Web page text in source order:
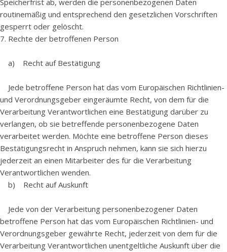
Speicherfrist ab, werden die personenbezogenen Daten
routinemäßig und entsprechend den gesetzlichen Vorschriften
gesperrt oder gelöscht.
7. Rechte der betroffenen Person
a) Recht auf Bestätigung
Jede betroffene Person hat das vom Europäischen Richtlinien-
und Verordnungsgeber eingeräumte Recht, von dem für die
Verarbeitung Verantwortlichen eine Bestätigung darüber zu
verlangen, ob sie betreffende personenbezogene Daten
verarbeitet werden. Möchte eine betroffene Person dieses
Bestätigungsrecht in Anspruch nehmen, kann sie sich hierzu
jederzeit an einen Mitarbeiter des für die Verarbeitung
Verantwortlichen wenden.
b) Recht auf Auskunft
Jede von der Verarbeitung personenbezogener Daten
betroffene Person hat das vom Europäischen Richtlinien- und
Verordnungsgeber gewährte Recht, jederzeit von dem für die
Verarbeitung Verantwortlichen unentgeltliche Auskunft über die